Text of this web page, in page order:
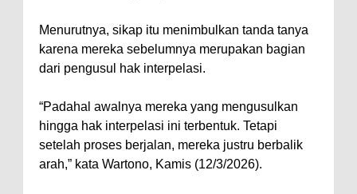
Menurutnya, sikap itu menimbulkan tanda tanya
karena mereka sebelumnya merupakan bagian
dari pengusul hak interpelasi.
“Padahal awalnya mereka yang mengusulkan
hingga hak interpelasi ini terbentuk. Tetapi
setelah proses berjalan, mereka justru berbalik
arah,” kata Wartono, Kamis (12/3/2026).